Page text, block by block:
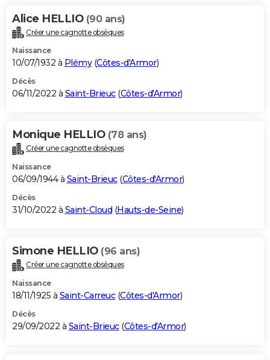
Alice HELLIO (90 ans)
Créer une cagnotte obsèques
Naissance
10/07/1932 à Plémy(Côtes-d'Armor)
Décès
06/11/2022 à Saint-Brieuc(Côtes-d'Armor)
Monique HELLIO (78 ans)
Créer une cagnotte obsèques
Naissance
06/09/1944 à Saint-Brieuc(Côtes-d'Armor)
Décès
31/10/2022 à Saint-Cloud (Hauts-de-Seine)
Simone HELLIO (96 ans)
Créer une cagnotte obsèques
Naissance
18/11/1925 à Saint-Carreuc(Côtes-d'Armor)
Décès
29/09/2022 à Saint-Brieuc(Côtes-d'Armor)